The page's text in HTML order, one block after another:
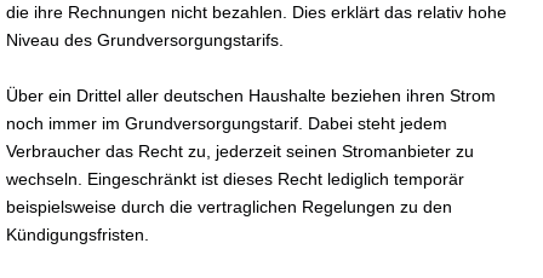
die ihre Rechnungen nicht bezahlen. Dies erklärt das relativ hohe
Niveau des Grundversorgungstarifs.
Über ein Drittel aller deutschen Haushalte beziehen ihren Strom
noch immer im Grundversorgungstarif. Dabei steht jedem
Verbraucher das Recht zu, jederzeit seinen Stromanbieter zu
wechseln. Eingeschränkt ist dieses Recht lediglich temporär
beispielsweise durch die vertraglichen Regelungen zu den
Kündigungsfristen.